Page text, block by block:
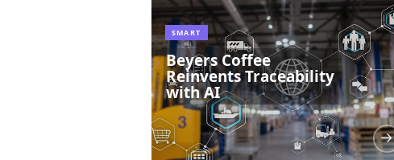
SMART
Beyers Coffee
Reinvents Traceability
with AI